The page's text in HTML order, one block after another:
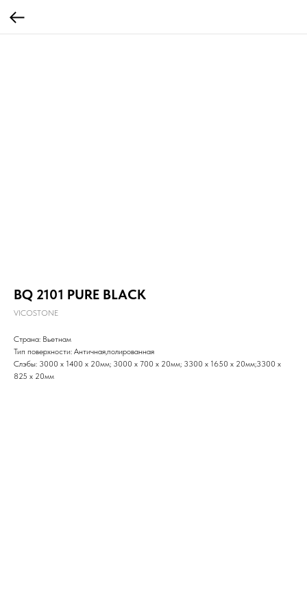
BQ 2101 PURE BLACK
VICOSTONE
Страна: Вьетнам
Тип поверхности: Античная,полированная
Слэбы: 3000 x 1400 x 20мм; 3000 x 700 х 20мм; 3300 x 1650 х 20мм;3300 x
825 х 20мм